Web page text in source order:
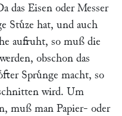
das Eisen oder Messer
Stuͤze hat, und auch
aufruht, so muß die
obschon das
Spruͤnge macht, so
wird. Um
muß man Papier- oder